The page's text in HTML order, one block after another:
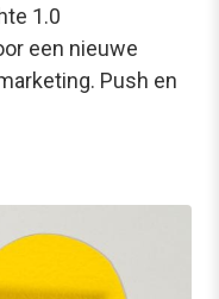
1.0
een nieuwe
Push en